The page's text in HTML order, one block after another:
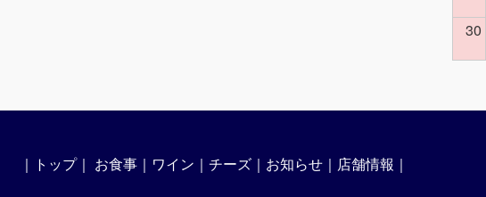
30
トップ｜ お食事 ワイン ｜チーズ お知らせ 店舗情報